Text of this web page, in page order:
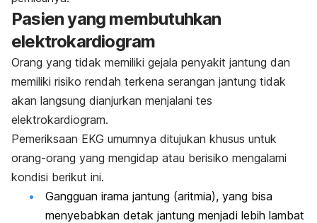
Pasien yang membutuhkan
elektrokardiogram
Orang yang tidak memiliki gejala penyakit jantung dan
memiliki risiko rendah terkena serangan jantung tidak
akan langsung dianjurkan menjalani tes
elektrokardiogram.
Pemeriksaan EKG umumnya ditujukan khusus untuk
orang-orang yang mengidap atau berisiko mengalami
kondisi berikut ini.
Gangguan irama jantung (aritmia), yang bisa
menyebabkan detak jantung menjadi lebih lambat